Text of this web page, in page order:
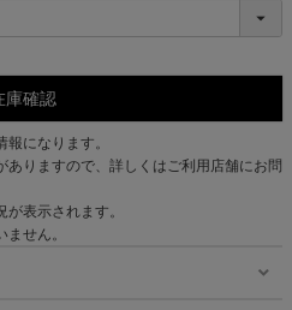
庫確認
になります。
りますので、詳しくはご利用店舗にお問
表示されます。
せん。